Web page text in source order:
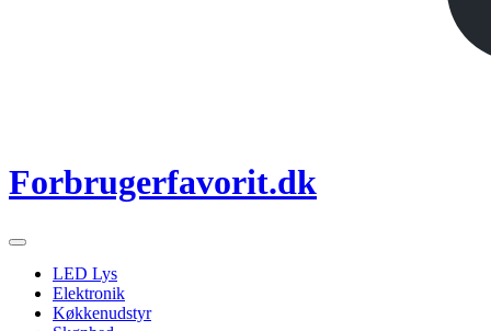
Forbrugerfavorit.dk
LED Lys
Elektronik
Køkkenudstyr